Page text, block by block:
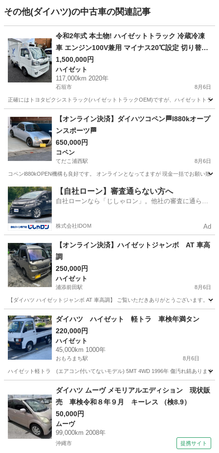
その他(ダイハツ)の中古車の関連記事
令和2年式 本土物! ハイゼットトラック 冷蔵冷凍
車 エンジン100V兼用 マイナス20℃設定 切り替え
式4WD 沖縄全域送料無料！
1,500,000円
ハイゼット
117,000km 2020年
石垣市 8月6日
正確にはトヨタピクシストラック(ハイゼットトラックOEM)ですが、ハイゼットトラ
ハイゼット
【オンライン決済】ダイハツコペン🏁l880kオープ
ンスポーツ🏁
650,000円
コペン
てだこ浦西駅 8月6日
コペンl880kOPEN機構も良好です。 オンラインとなってますが 現金一括でお願い致
沖縄 うるま市 てだこ浦西駅 コペン
【自社ローン】審査通らない方へ
自社ローンなら「じしゃロン」。他社の審査に通らな
株式会社IDOM Ad
【オンライン決済】ハイゼットジャンボ AT 車高
調
250,000円
ハイゼット
浦添前田駅 8月6日
【ダイハツ ハイゼットジャンボ AT 車高調】 ご覧いただきありがとうございます。
沖縄 中頭郡 浦添前田駅 ハイゼット
ダイハツ ハイゼット 軽トラ 車検年満タン
220,000円
ハイゼット
45,000km 1000年
おもろまち駅 8月6日
ハイゼット軽トラ (エアコン付いてないモデル) 5MT 4WD 1996年 傷汚れ錆あります
おもろまち駅 ハイゼット
ダイハツ ムーヴ メモリアルエディション 現状販
売 車検令和８年９月 キーレス （検8.9）
50,000円
ムーヴ
99,000km 2008年
沖縄市 提携サイト